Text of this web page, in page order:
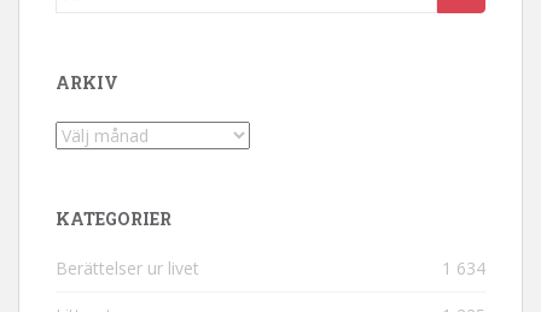
ARKIV
Arkiv
KATEGORIER
Berättelser ur livet 1 634